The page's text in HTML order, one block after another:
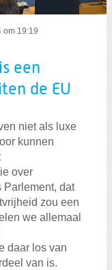
om 19:19
een
de EU
niet als luxe
kunnen
over
dat
zou een
we allemaal
daar los van
van is.